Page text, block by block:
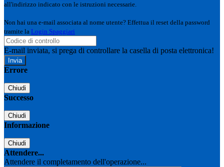
all'indirizzo indicato con le istruzioni necessarie.
Non hai una e-mail associata al nome utente? Effettua il reset della password
tramite la Login Spaggiari
E-mail inviata, si prega di controllare la casella di posta elettronica!
Errore
Chiudi
Successo
Chiudi
Informazione
Chiudi
Attendere...
Attendere il completamento dell'operazione...